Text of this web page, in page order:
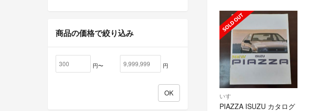
いすゞ
PIAZZA ISUZU カタログ
商品の価格で絞り込み
円〜 円